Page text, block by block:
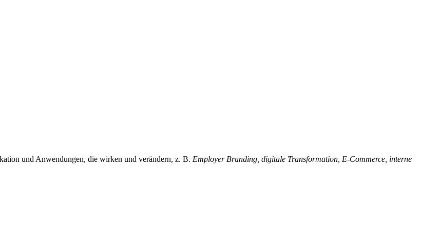
und Anwendungen, die wirken und verändern, z. B. Employer Branding, digitale Transformation, E-Commerce, interne